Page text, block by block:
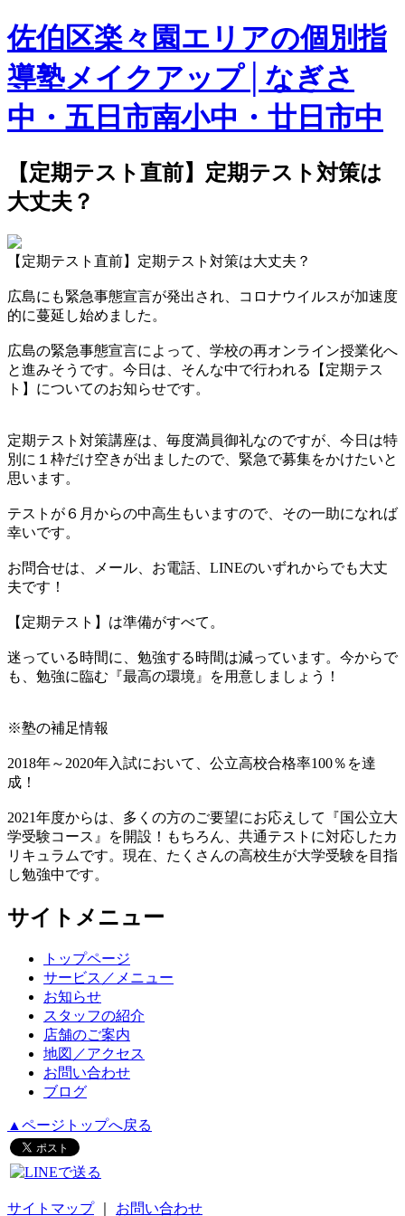
佐伯区楽々園エリアの個別指
導塾メイクアップ│なぎさ
中・五日市南小中・廿日市中
【定期テスト直前】定期テスト対策は
大丈夫？
【定期テスト直前】定期テスト対策は大丈夫？
広島にも緊急事態宣言が発出され、コロナウイルスが加速度
的に蔓延し始めました。
広島の緊急事態宣言によって、学校の再オンライン授業化へ
と進みそうです。今日は、そんな中で行われる【定期テス
ト】についてのお知らせです。
定期テスト対策講座は、毎度満員御礼なのですが、今日は特
別に１枠だけ空きが出ましたので、緊急で募集をかけたいと
思います。
テストが６月からの中高生もいますので、その一助になれば
幸いです。
お問合せは、メール、お電話、LINEのいずれからでも大丈
夫です！
【定期テスト】は準備がすべて。
迷っている時間に、勉強する時間は減っています。今からで
も、勉強に臨む『最高の環境』を用意しましょう！
※塾の補足情報
2018年～2020年入試において、公立高校合格率100％を達
成！
2021年度からは、多くの方のご要望にお応えして『国公立大
学受験コース』を開設！もちろん、共通テストに対応したカ
リキュラムです。現在、たくさんの高校生が大学受験を目指
し勉強中です。
サイトメニュー
トップページ
サービス／メニュー
お知らせ
スタッフの紹介
店舗のご案内
地図／アクセス
お問い合わせ
ブログ
▲ページトップへ戻る
サイトマップ｜ お問い合わせ